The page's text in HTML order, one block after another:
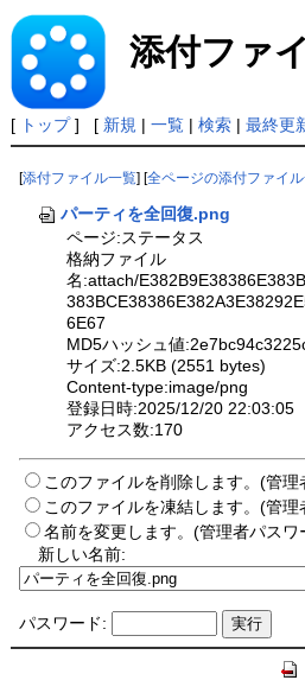
添付ファ
[ トップ] [ 新規 | 一覧| 検索| 最終更
[添付ファイル一覧] [全ページの添付ファイ
パーティを全回復.png
ページ:ステータス
格納ファイル
名:attach/
6E67
MD5ハッシュ値
サイズ:2.5KB (2551 bytes)
Content-type:image/png
登録日時:2025/12/20 22:03:05
アクセス数:170
このファイルを削除します。(管
このファイルを凍結します。(管
名前を変更します。(管理者パスワ
新しい名前:
パスワード: